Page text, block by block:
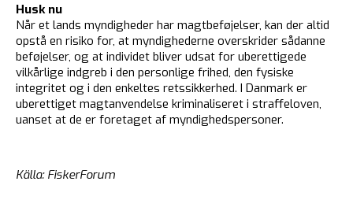
Husk nu
Når et lands myndigheder har magtbeføjelser, kan der altid
opstå en risiko for, at myndighederne overskrider sådanne
beføjelser, og at individet bliver udsat for uberettigede
vilkårlige indgreb i den personlige frihed, den fysiske
integritet og i den enkeltes retssikkerhed. I Danmark er
uberettiget magtanvendelse kriminaliseret i straffeloven,
uanset at de er foretaget af myndighedspersoner.
Källa: FiskerForum